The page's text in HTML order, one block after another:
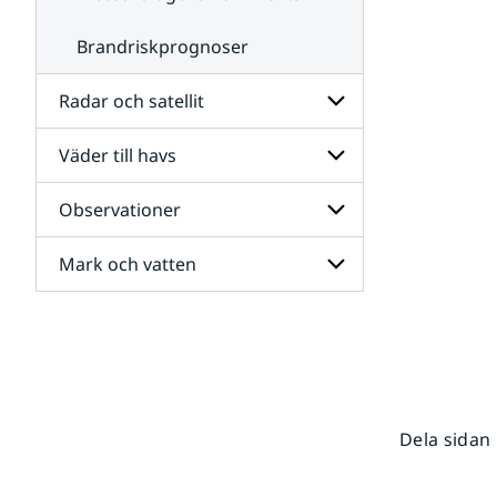
Brandriskprognoser
Radar och satellit
Undersidor
för
Radar
och
satellit
Väder till havs
Undersidor
för
Väder
till
havs
Observationer
Undersidor
för
Mark och vatten
Dela sidan